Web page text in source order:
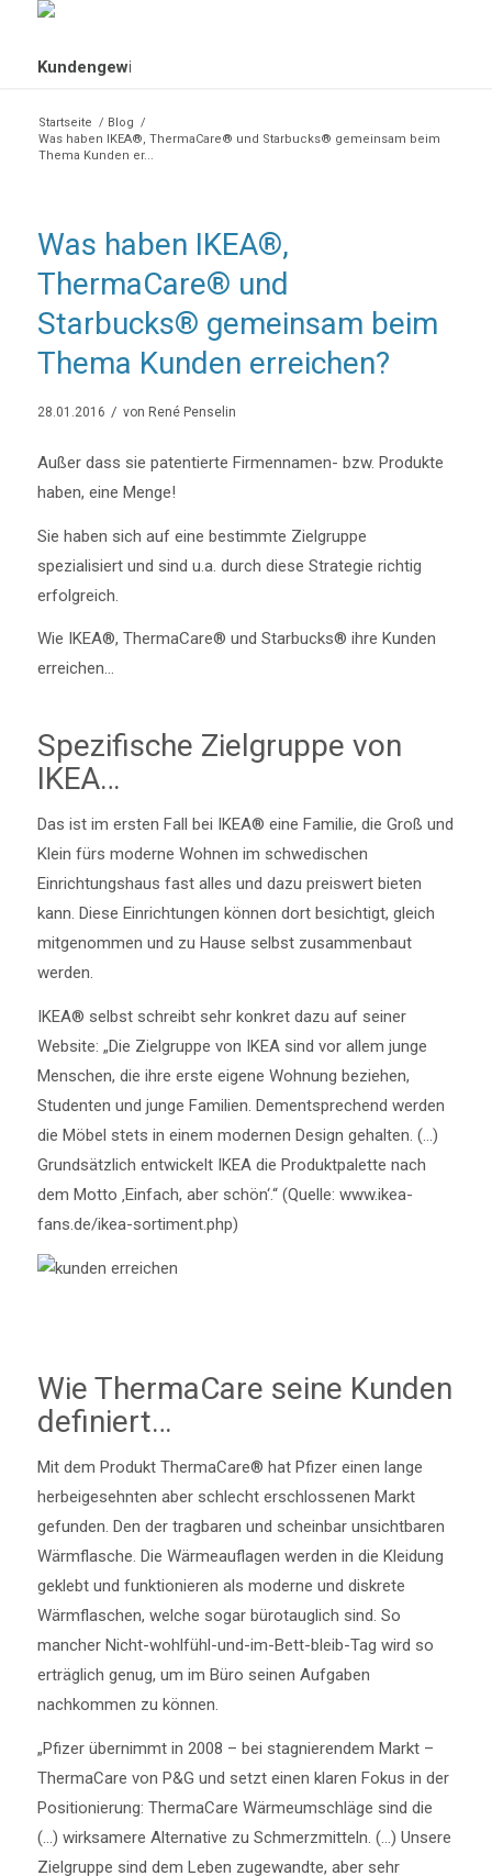
Startseite / Blog /
Was haben IKEA®, ThermaCare® und Starbucks® gemeinsam beim
Thema Kunden er...
Was haben IKEA®,
ThermaCare® und
Starbucks® gemeinsam beim
Thema Kunden erreichen?
28.01.2016 / von René Penselin
Außer dass sie patentierte Firmennamen- bzw. Produkte
haben, eine Menge!
Sie haben sich auf eine bestimmte Zielgruppe
spezialisiert und sind u.a. durch diese Strategie richtig
erfolgreich.
Wie IKEA®, ThermaCare® und Starbucks® ihre Kunden
erreichen…
Spezifische Zielgruppe von
IKEA…
Das ist im ersten Fall bei IKEA® eine Familie, die Groß und
Klein fürs moderne Wohnen im schwedischen
Einrichtungshaus fast alles und dazu preiswert bieten
kann. Diese Einrichtungen können dort besichtigt, gleich
mitgenommen und zu Hause selbst zusammenbaut
werden.
IKEA® selbst schreibt sehr konkret dazu auf seiner
Website: „Die Zielgruppe von IKEA sind vor allem junge
Menschen, die ihre erste eigene Wohnung beziehen,
Studenten und junge Familien. Dementsprechend werden
die Möbel stets in einem modernen Design gehalten. (…)
Grundsätzlich entwickelt IKEA die Produktpalette nach
dem Motto ‚Einfach, aber schön‘.“ (Quelle: www.ikea-
fans.de/ikea-sortiment.php)
Wie ThermaCare seine Kunden
definiert…
Mit dem Produkt ThermaCare® hat Pfizer einen lange
herbeigesehnten aber schlecht erschlossenen Markt
gefunden. Den der tragbaren und scheinbar unsichtbaren
Wärmflasche. Die Wärmeauflagen werden in die Kleidung
geklebt und funktionieren als moderne und diskrete
Wärmflaschen, welche sogar bürotauglich sind. So
mancher Nicht-wohlfühl-und-im-Bett-bleib-Tag wird so
erträglich genug, um im Büro seinen Aufgaben
nachkommen zu können.
„Pfizer übernimmt in 2008 – bei stagnierendem Markt –
ThermaCare von P&G und setzt einen klaren Fokus in der
Positionierung: ThermaCare Wärmeumschläge sind die
(…) wirksamere Alternative zu Schmerzmitteln. (…) Unsere
Zielgruppe sind dem Leben zugewandte, aber sehr